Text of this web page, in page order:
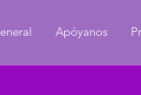
Apóyanos